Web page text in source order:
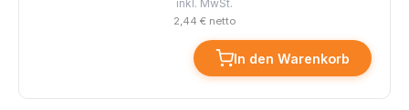
inkl. MwSt.
2,44 € netto
In den Warenkorb